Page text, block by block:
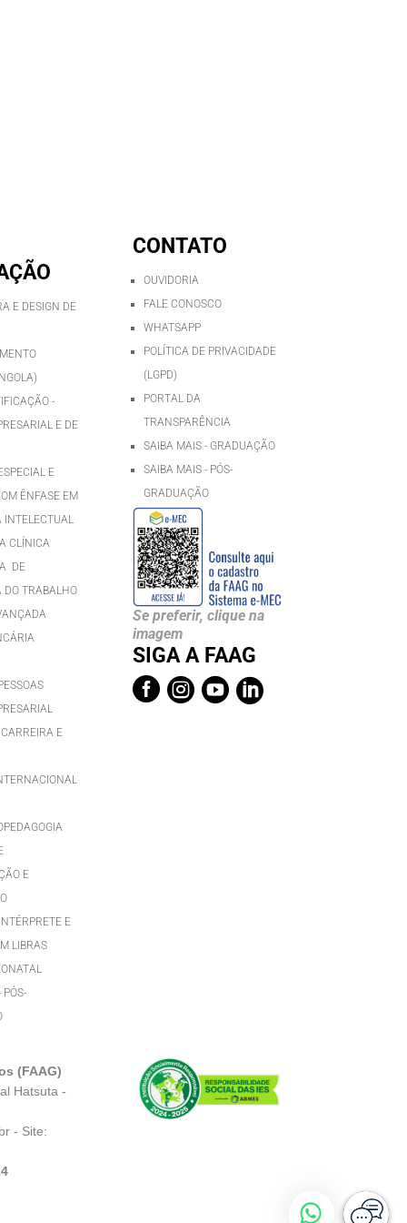
E DESIGN DE
-
E DE
E
ÊNFASE EM
INTELECTUAL
CLÍNICA
DE
DO TRABALHO
E
E
E
LIBRAS
CONTATO
OUVIDORIA
FALE CONOSCO
WHATSAPP
POLÍTICA DE PRIVACIDADE
(LGPD)
PORTAL DA
TRANSPARÊNCIA
SAIBA MAIS - GRADUAÇÃO
SAIBA MAIS - PÓS-
GRADUAÇÃO
Se preferir, clique na
imagem
SIGA A FAAG
   
(FAAG)
Hatsuta -
- Site: